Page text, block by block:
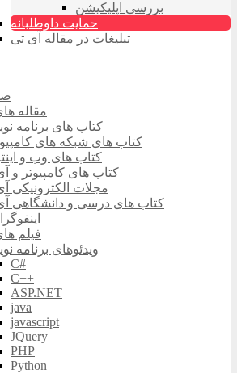
بررسی اپلیکیشن
حمایت داوطلبانه
تبلیغات در مقاله آی تی
مقاله
کتاب های برنامه
کتاب های شبکه های
کتاب های وب و
کتاب های کامپیوتر و
مجلات الکترونیکی
کتاب های درسی و دانشگاهی
فیلم
ویدئوهای برنامه
C#
C++
ASP.NET
java
javascript
JQuery
PHP
Python